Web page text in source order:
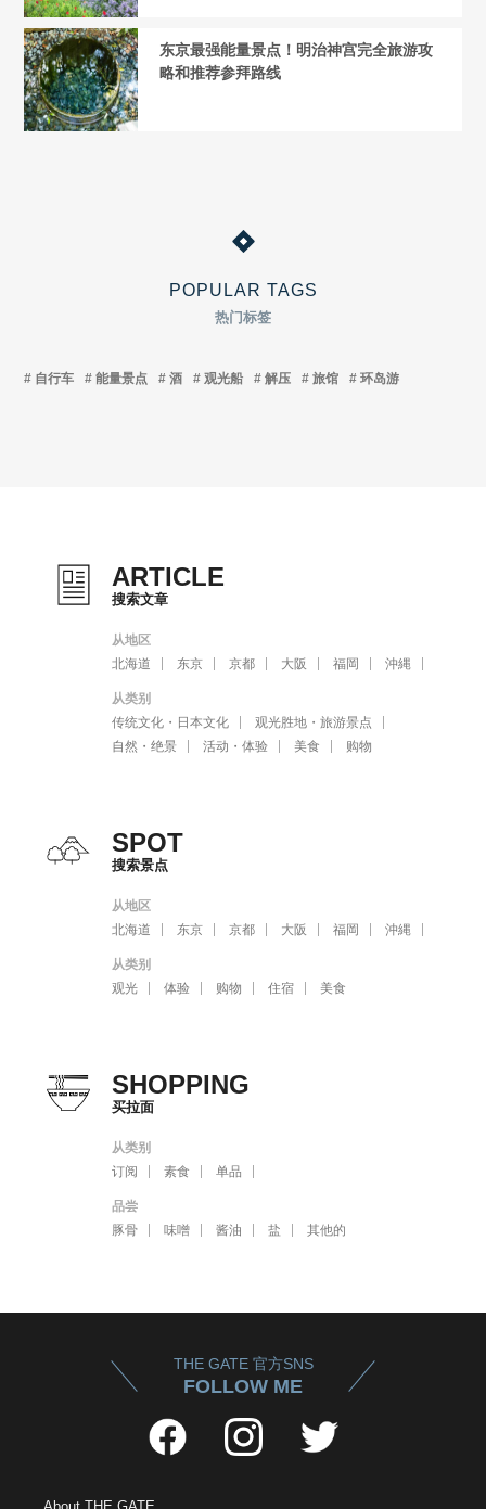
POPULAR TAGS
热门标签
自行车 能量景点 酒 观光船 解压 旅馆 环岛游
东京最强能量景点！明治神宫完全旅游攻
略和推荐参拜路线
ARTICLE
搜索文章
从地区
北海道
东京 京都 大阪 福岡 沖縄
从类别
传统文化・日本文化
观光胜地・旅游景点
自然・绝景
活动・体验 美食 购物
SPOT
搜索景点
从地区
北海道
东京 京都 大阪 福岡 沖縄
从类别
观光
体验 购物 住宿 美食
SHOPPING
买拉面
从类别
订阅
素食 单品
品尝
豚骨
味噌 酱油 盐 其他的
THE GATE 官方SNS
FOLLOW ME